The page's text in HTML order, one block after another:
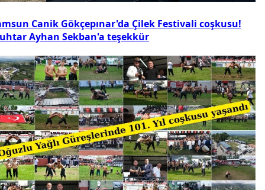
Canik Gökçepınar'da Çilek Festivali coşkusu!
Ayhan Sekban'a teşekkür